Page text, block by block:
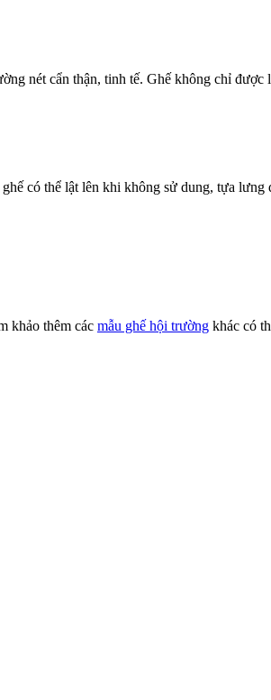
nét cẩn thận, tinh tế. Ghế không chỉ
có thể lật lên khi không sử dung, tựa
khảo thêm các mẫu ghế hội trường khác có